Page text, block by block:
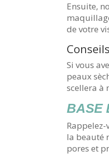
Ensuite,
de votre
Si vous
peaux
scellera à
BASE
la beauté
pores et